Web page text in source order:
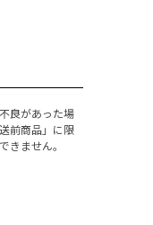
良があった場
前商品」に限
きません。